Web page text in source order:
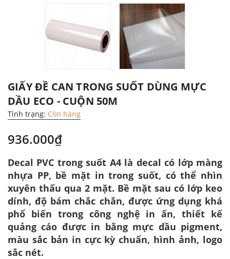
GIẤY ĐỀ CAN TRONG SUỐT DÙNG MỰC
DẦU ECO - CUỘN 50M
Tình trạng: Còn hàng
936.000₫
Decal PVC trong suốt A4 là decal có lớp màng
nhựa PP, bề mặt in trong suốt, có thể nhìn
xuyên thấu qua 2 mặt. Bề mặt sau có lớp keo
dính, độ bám chắc chắn, được ứng dụng khá
phổ biến trong công nghệ in ấn, thiết kế
quảng cáo được in bằng mực dầu pigment,
màu sắc bản in cực kỳ chuẩn, hình ảnh, logo
sắc nét.